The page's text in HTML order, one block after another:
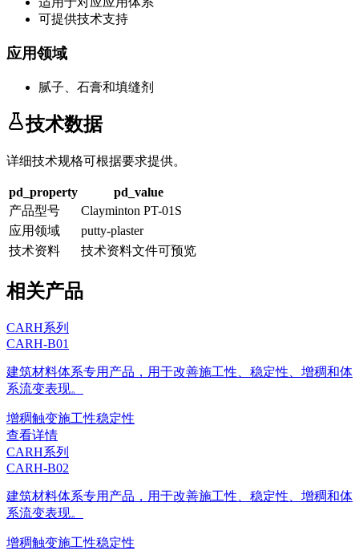
可提供技术支持
应用领域
腻子、石膏和填缝剂
技术数据
详细技术规格可根据要求提供。
pd_property
pd_value
产品型号
Clayminton PT-01S
应用领域
putty-plaster
技术资料
技术资料文件可预览
相关产品
CARH系列
CARH-B01
建筑材料体系专用产品，用于改善施工性、稳定性、增稠和体
系流变表现。
增稠触变施工性稳定性
查看详情
CARH系列
CARH-B02
建筑材料体系专用产品，用于改善施工性、稳定性、增稠和体
系流变表现。
增稠触变施工性稳定性